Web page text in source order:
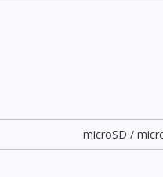
microSD /